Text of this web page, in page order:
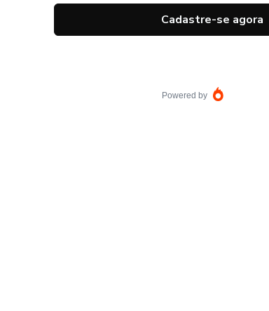
Cadastre-se agora
Powered by